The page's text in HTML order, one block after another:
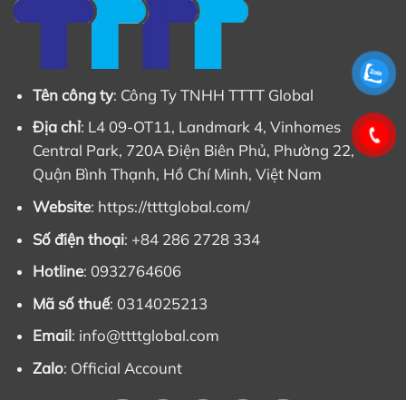
Tên công ty: Công Ty TNHH TTTT Global
Địa chỉ: L4 09-OT11, Landmark 4, Vinhomes
Central Park, 720A Điện Biên Phủ, Phường 22,
Quận Bình Thạnh, Hồ Chí Minh, Việt Nam
Website: https://ttttglobal.com/
Số điện thoại: +84 286 2728 334
Hotline: 0932764606
Mã số thuế: 0314025213
Email: info@ttttglobal.com
Zalo: Official Account